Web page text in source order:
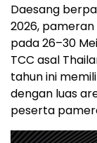
Daesang
2026,
pada 26–30
TCC asal
tahun ini
dengan luas
peserta